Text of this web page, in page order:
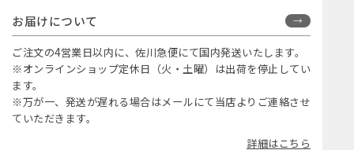
お届けについて
ご注文の4営業日以内に、佐川急便にて国内発送いたします。
※オンラインショップ定休日（火・土曜）は出荷を停止してい
ます。
※万が一、発送が遅れる場合はメールにて当店よりご連絡させ
ていただきます。
詳細はこちら